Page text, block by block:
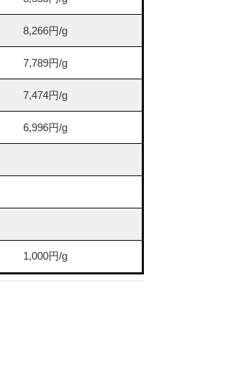
8,266円/g
7,789円/g
7,474円/g
6,996円/g
1,000円/g